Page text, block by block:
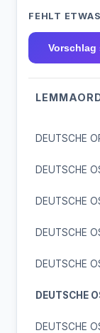
FEHLT
Vorschlag
DEUTSCHE
DEUTSCHE
DEUTSCHE
DEUTSCHE
DEUTSCHE
DEUTSCHE
DEUTSCHE